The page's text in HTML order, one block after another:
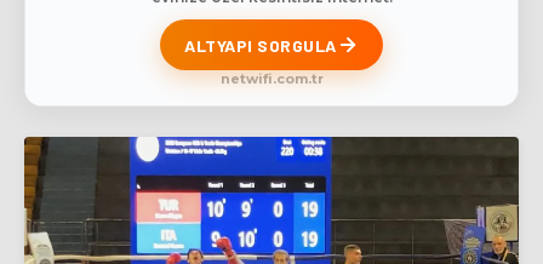
ALTYAPI SORGULA
netwifi.com.tr